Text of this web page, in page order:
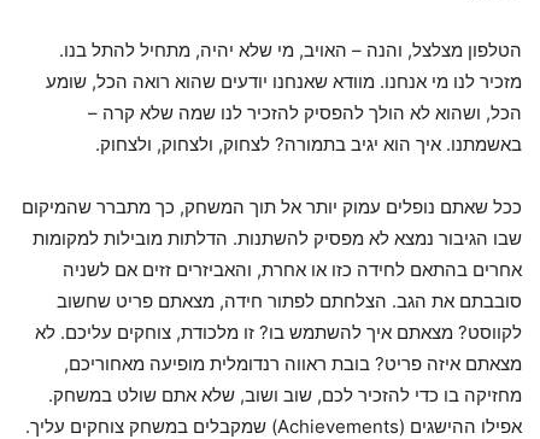
הטלפון מצלצל, והנה – האויב, מי שלא יהיה, מתחיל להתל בנו.
מזכיר לנו מי אנחנו. מוודא שאנחנו יודעים שהוא רואה הכל, שומע
הכל, ושהוא לא הולך להפסיק להזכיר לנו שמה שלא קרה –
באשמתנו. איך הוא יגיב בתמורה? לצחוק, ולצחוק, ולצחוק.
ככל שאתם נופלים עמוק יותר אל תוך המשחק, כך מתברר שהמיקום
שבו הגיבור נמצא לא מפסיק להשתנות. הדלתות מובילות למקומות
אחרים בהתאם לחידה כזו או אחרת, והאביזרים זזים אם לשניה
סובבתם את הגב. הצלחתם לפתור חידה, מצאתם פריט שחשוב
לקווסט? מצאתם איך להשתמש בו? זו מלכודת, צוחקים עליכם. לא
מצאתם איזה פריט? בובת ראווה רנדומלית מופיעה מאחוריכם,
מחזיקה בו כדי להזכיר לכם, שוב ושוב, שלא אתם שולט במשחק.
אפילו ההישגים (Achievements) שמקבלים במשחק צוחקים עליך.